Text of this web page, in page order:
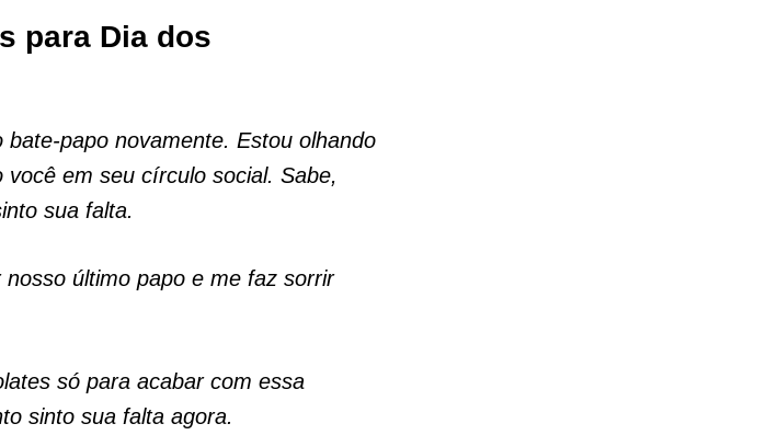
para Dia dos
papo novamente. Estou olhando
em seu círculo social. Sabe,
sua falta.
último papo e me faz sorrir
só para acabar com essa
sinto sua falta agora.